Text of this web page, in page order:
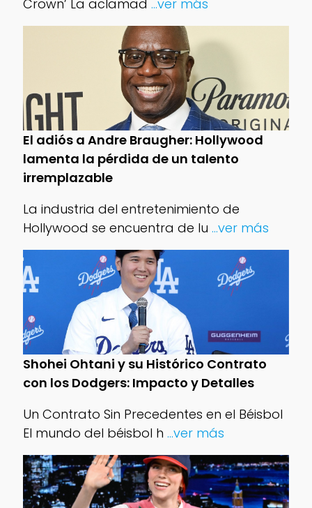
Crown’ La aclamad ...ver más
El adiós a Andre Braugher: Hollywood
lamenta la pérdida de un talento
irremplazable
La industria del entretenimiento de
Hollywood se encuentra de lu ...ver más
Shohei Ohtani y su Histórico Contrato
con los Dodgers: Impacto y Detalles
Un Contrato Sin Precedentes en el Béisbol
El mundo del béisbol h ...ver más